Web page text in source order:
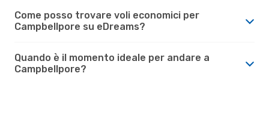
Come posso trovare voli economici per
Campbellpore su eDreams?
Quando è il momento ideale per andare a
Campbellpore?